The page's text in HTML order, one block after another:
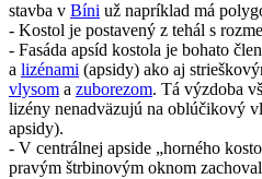
stavba v Bíni už napríklad má
- Kostol je postavený z tehál s
- Fasáda apsíd kostola je bohato
a lizénami (apsidy) ako aj
vlysom a zuborezom. Tá výzdoba
lizény nenadväzujú na oblúčikový
apsidy).
- V centrálnej apside „horného
pravým štrbinovým oknom